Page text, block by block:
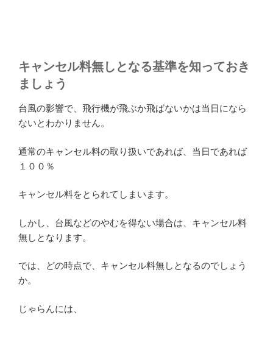
キャンセル料無しとなる基準を知っておき
ましょう
台風の影響で、飛行機が飛ぶか飛ばないかは当日になら
ないとわかりません。
通常のキャンセル料の取り扱いであれば、当日であれば
１００％
キャンセル料をとられてしまいます。
しかし、台風などのやむを得ない場合は、キャンセル料
無しとなります。
では、どの時点で、キャンセル料無しとなるのでしょう
か。
じゃらんには、